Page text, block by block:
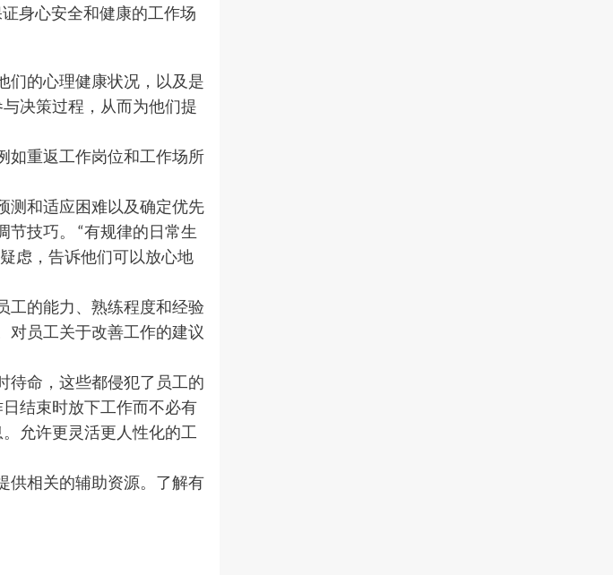
身心安全和健康的工作场
们的心理健康状况，以及是
决策过程，从而为他们提
如重返工作岗位和工作场所
测和适应困难以及确定优先
技巧。 “有规律的日常生
虑，告诉他们可以放心地
工的能力、熟练程度和经验
对员工关于改善工作的建议
待命，这些都侵犯了员工的
结束时放下工作而不必有
允许更灵活更人性化的工
供相关的辅助资源。了解有